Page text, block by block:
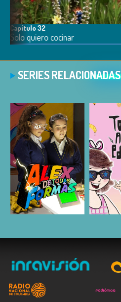
Capítulo 32
Solo quiero cocinar
SERIES RELACIONADAS
ESCUCHAR